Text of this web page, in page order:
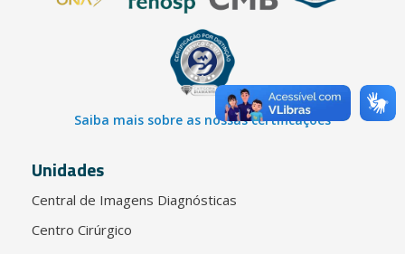
Saiba mais sobre as nossas certificações
Unidades
Central de Imagens Diagnósticas
Centro Cirúrgico